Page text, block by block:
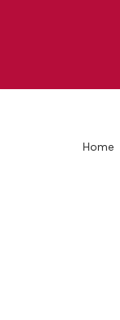
content
Home